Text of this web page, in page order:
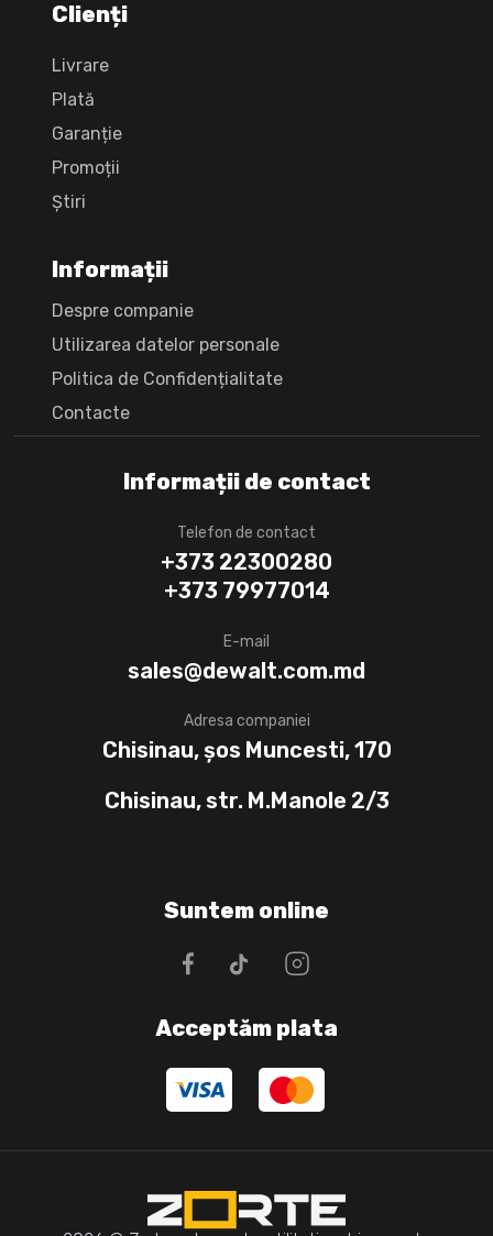
Informații de contact
Telefon de contact
+373 22300280
+373 79977014
E-mail
sales@dewalt.com.md
Adresa companiei
Chisinau, șos Muncesti, 170
Chisinau, str. M.Manole 2/3
Clienți
Livrare
Plată
Garanție
Promoții
Știri
Informații
Despre companie
Utilizarea datelor personale
Politica de Confidențialitate
Сontacte
Suntem online
Acceptăm plata